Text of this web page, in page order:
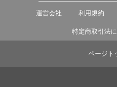
運営会社 利用規約
特定商取引法
ページト